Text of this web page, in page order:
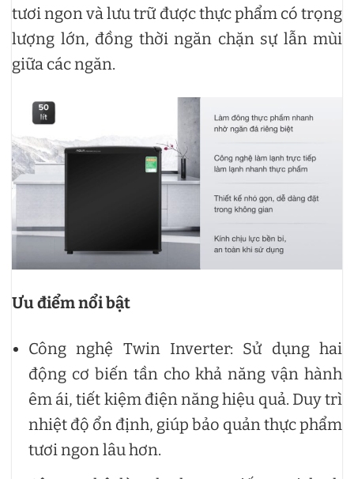
tươi ngon và lưu trữ được thực phẩm có trọng
lượng lớn, đồng thời ngăn chặn sự lẫn mùi
giữa các ngăn.
Ưu điểm nổi bật
Công nghệ Twin Inverter: Sử dụng hai
động cơ biến tần cho khả năng vận hành
êm ái, tiết kiệm điện năng hiệu quả. Duy trì
nhiệt độ ổn định, giúp bảo quản thực phẩm
tươi ngon lâu hơn.